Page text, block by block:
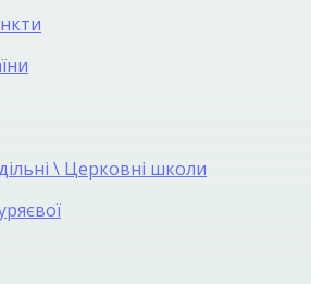
\ Церковні школи